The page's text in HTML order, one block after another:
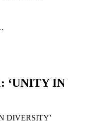
‘UNITY IN